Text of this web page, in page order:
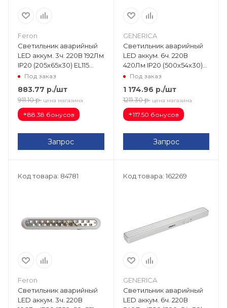
Feron
Светильник аварийный
LED аккум. 3ч. 220В 192Лм
IP20 (205х65х30) EL115
12668
Под заказ
883.77 р./шт
911.10 р. цена магазина
+88.38 бонусов
Запрос
GENERICA
Светильник аварийный
LED аккум. 6ч. 220В
420Лм IP20 (500х54х30)
ДБА 1090 не пост.
LDBA0-1090-6-01-K01-G
Под заказ
1 174.96 р./шт
1211.30 р. цена магазина
+117.50 бонусов
Запрос
Код товара: 84781
Feron
Светильник аварийный
LED аккум. 3ч. 220В
Код товара: 162269
GENERICA
Светильник аварийный
LED аккум. 6ч. 220В